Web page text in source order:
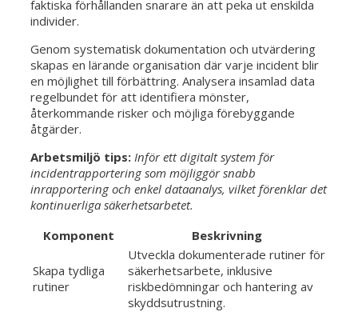
faktiska förhållanden snarare än att peka ut enskilda
individer.
Genom systematisk dokumentation och utvärdering
skapas en lärande organisation där varje incident blir
en möjlighet till förbättring. Analysera insamlad data
regelbundet för att identifiera mönster,
återkommande risker och möjliga förebyggande
åtgärder.
Arbetsmiljö tips: Inför ett digitalt system för
incidentrapportering som möjliggör snabb
inrapportering och enkel dataanalys, vilket förenklar det
kontinuerliga säkerhetsarbetet.
Komponent
Beskrivning
Skapa tydliga
rutiner
Utveckla dokumenterade rutiner för
säkerhetsarbete, inklusive
riskbedömningar och hantering av
skyddsutrustning.